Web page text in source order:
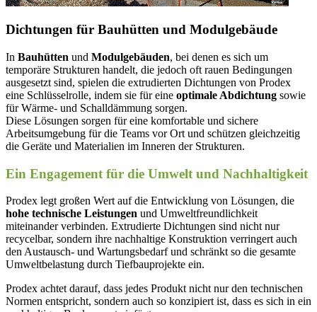
Dichtungen für Bauhütten und Modulgebäude
In Bauhütten und Modulgebäuden, bei denen es sich um
temporäre Strukturen handelt, die jedoch oft rauen Bedingungen
ausgesetzt sind, spielen die extrudierten Dichtungen von Prodex
eine Schlüsselrolle, indem sie für eine optimale Abdichtung sowie
für Wärme- und Schalldämmung sorgen.
Diese Lösungen sorgen für eine komfortable und sichere
Arbeitsumgebung für die Teams vor Ort und schützen gleichzeitig
die Geräte und Materialien im Inneren der Strukturen.
Ein Engagement für die Umwelt und Nachhaltigkeit
Prodex legt großen Wert auf die Entwicklung von Lösungen, die
hohe technische Leistungen und Umweltfreundlichkeit
miteinander verbinden. Extrudierte Dichtungen sind nicht nur
recycelbar, sondern ihre nachhaltige Konstruktion verringert auch
den Austausch- und Wartungsbedarf und schränkt so die gesamte
Umweltbelastung durch Tiefbauprojekte ein.
Prodex achtet darauf, dass jedes Produkt nicht nur den technischen
Normen entspricht, sondern auch so konzipiert ist, dass es sich in ein